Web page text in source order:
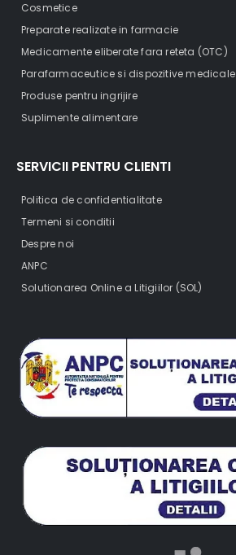
Cosmetice
Preparate realizate in farmacie
Medicamente eliberate fara reteta (OTC)
Parafarmaceutice si dispozitive medicale
Produse pentru ingrijire
Suplimente alimentare
SERVICII PENTRU CLIENTI
Politica de confidentialitate
Termeni si conditii
Despre noi
ANPC
Solutionarea Online a Litigiilor (SOL)